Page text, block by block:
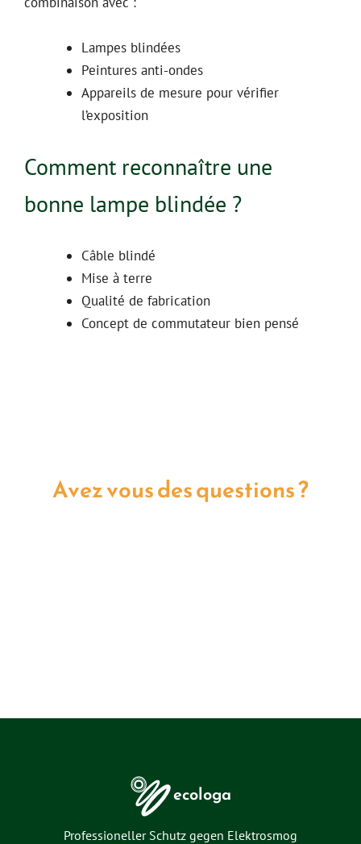
Lampes blindées
Peintures anti-ondes
Appareils de mesure pour vérifier
l’exposition
Comment reconnaître une
bonne lampe blindée ?
Câble blindé
Mise à terre
Qualité de fabrication
Concept de commutateur bien pensé
Avez vous des questions ?
ecologa
Professioneller Schutz gegen Elektrosmog